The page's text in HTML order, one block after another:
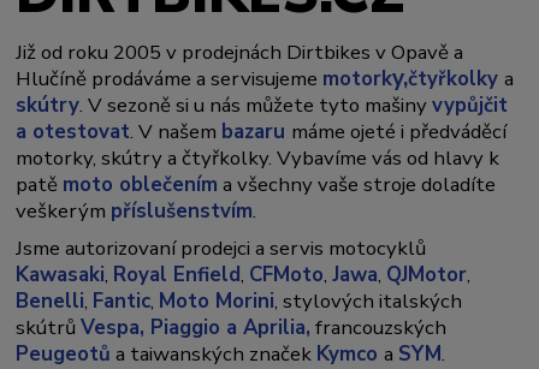
Již od roku 2005 v prodejnách Dirtbikes v Opavě a
Hlučíně prodáváme a servisujeme motorky,čtyřkolkya
skútry. V sezoně si u nás můžete tyto mašinyvypůjčit
a otestovat. V našem bazaru máme ojeté i předváděcí
motorky, skútry a čtyřkolky. Vybavíme vás od hlavy k
patě moto oblečením a všechny vaše stroje doladíte
veškerým příslušenstvím.
Jsme autorizovaní prodejci a servis motocyklů
Kawasaki, Royal Enfield, CFMoto,Jawa, QJMotor,
Benelli, Fantic, Moto Morini, stylových italských
skútrůVespa, Piaggio a Aprilia, francouzských
Peugeotů a taiwanských značek Kymcoa SYM.